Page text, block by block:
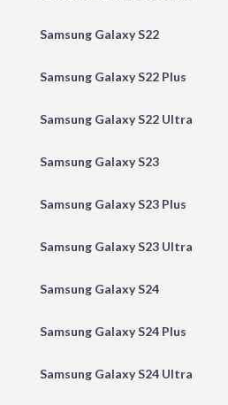
Samsung Galaxy S22
Samsung Galaxy S22 Plus
Samsung Galaxy S22 Ultra
Samsung Galaxy S23
Samsung Galaxy S23 Plus
Samsung Galaxy S23 Ultra
Samsung Galaxy S24
Samsung Galaxy S24 Plus
Samsung Galaxy S24 Ultra